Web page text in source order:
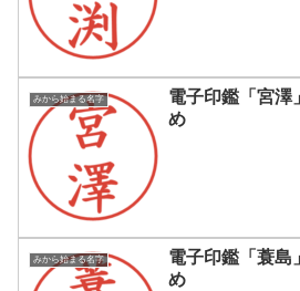
みから始まる名字
電子印鑑「宮澤
め
みから始まる名字
電子印鑑「蓑島
め